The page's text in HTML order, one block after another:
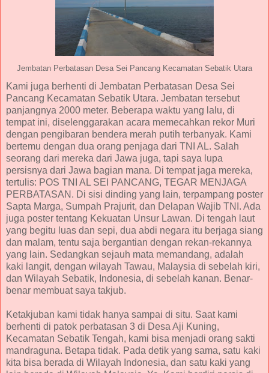
Jembatan Perbatasan Desa Sei Pancang Kecamatan Sebatik Utara
Kami juga berhenti di Jembatan Perbatasan Desa Sei
Pancang Kecamatan Sebatik Utara. Jembatan tersebut
panjangnya 2000 meter. Beberapa waktu yang lalu, di
tempat ini, diselenggarakan acara memecahkan rekor Muri
dengan pengibaran bendera merah putih terbanyak. Kami
bertemu dengan dua orang penjaga dari TNI AL. Salah
seorang dari mereka dari Jawa juga, tapi saya lupa
persisnya dari Jawa bagian mana. Di tempat jaga mereka,
tertulis: POS TNI AL SEI PANCANG, TEGAR MENJAGA
PERBATASAN. Di sisi dinding yang lain, terpampang poster
Sapta Marga, Sumpah Prajurit, dan Delapan Wajib TNI. Ada
juga poster tentang Kekuatan Unsur Lawan. Di tengah laut
yang begitu luas dan sepi, dua abdi negara itu berjaga siang
dan malam, tentu saja bergantian dengan rekan-rekannya
yang lain. Sedangkan sejauh mata memandang, adalah
kaki langit, dengan wilayah Tawau, Malaysia di sebelah kiri,
dan Wilayah Sebatik, Indonesia, di sebelah kanan. Benar-
benar membuat saya takjub.
Ketakjuban kami tidak hanya sampai di situ. Saat kami
berhenti di patok perbatasan 3 di Desa Aji Kuning,
Kecamatan Sebatik Tengah, kami bisa menjadi orang sakti
mandraguna. Betapa tidak. Pada detik yang sama, satu kaki
kita bisa berada di Wilayah Indonesia, dan satu kaki yang